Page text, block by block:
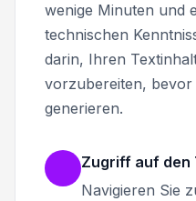
wenige Minuten und
technischen
darin, Ihren
vorzubereiten, bevor
generieren.
Zugriff auf den
Navigieren Sie